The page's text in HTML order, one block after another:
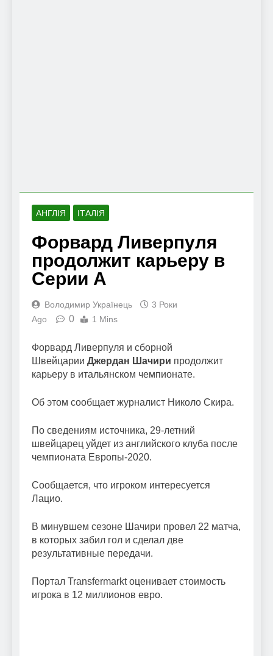
АНГЛІЯ ІТАЛІЯ
Форвард Ливерпуля
продолжит карьеру в
Серии А
Володимир Українець
3 Роки
Ago
0 1 Mins
Форвард Ливерпуля и сборной
Швейцарии Джердан Шачири продолжит
карьеру в итальянском чемпионате.
Об этом сообщает журналист Николо Скира.
По сведениям источника, 29-летний
швейцарец уйдет из английского клуба после
чемпионата Европы-2020.
Сообщается, что игроком интересуется
Лацио.
В минувшем сезоне Шачири провел 22 матча,
в которых забил гол и сделал две
результативные передачи.
Портал Transfermarkt оценивает стоимость
игрока в 12 миллионов евро.